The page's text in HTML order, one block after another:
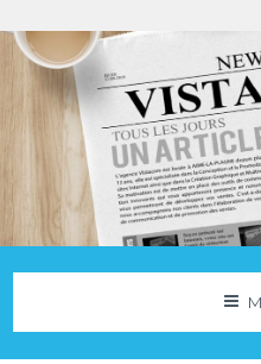
Aller
au
contenu
Agence
NOS ACTUS